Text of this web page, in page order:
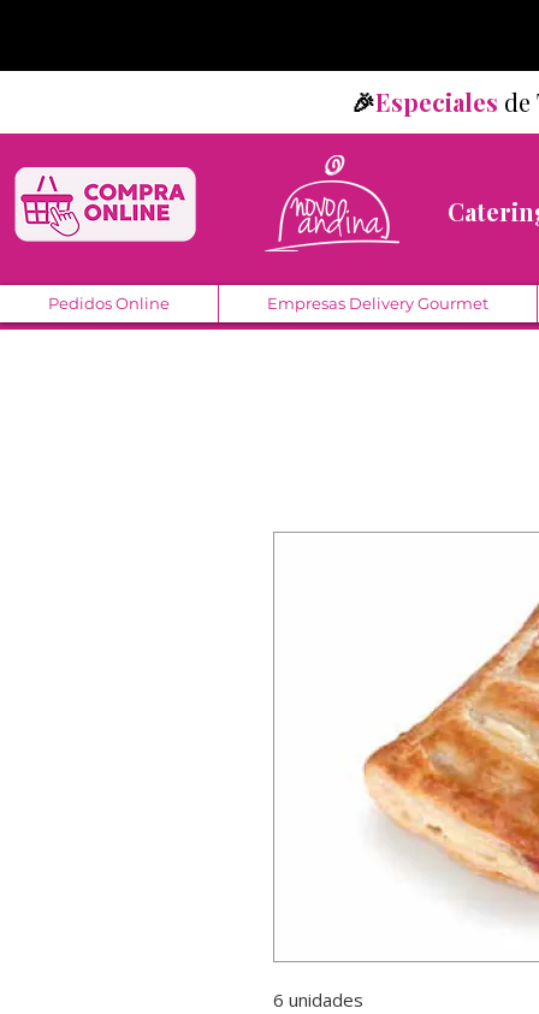
🎉Especiales
Pedidos Online Empresas Delivery Gourmet
6 unidades